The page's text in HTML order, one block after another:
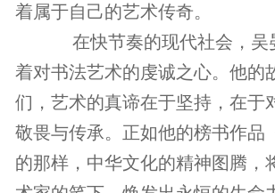
着属于自己的艺术传奇。
在快节奏的现代社会，吴
着对书法艺术的虔诚之心。他的
们，艺术的真谛在于坚持，在于
敬畏与传承。正如他的榜书作品
的那样，中华文化的精神图腾，